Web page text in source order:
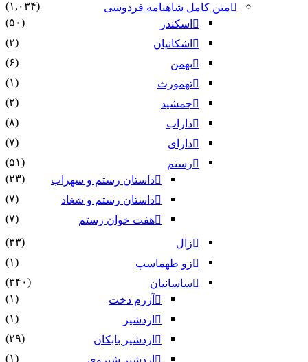
متن کامل شاهنامه فردوسی
(۱,۰۳۴)
اسکندر
(۵۰)
اشکانیان
(۲)
بهمن
(۶)
تهمورث
(۱)
جمشید
(۲)
داراب
(۸)
دارای
(۷)
رستم
(۵۱)
داستان رستم و سهراب
(۲۳)
داستان رستم و شغاد
(۷)
هفت خوان رستم‏
(۷)
زال
(۳۳)
زو طهماسپ‏
(۱)
ساسانیان
(۳۴۰)
آزرم دخت
(۱)
اردشیر
(۱)
اردشیر بابکان
(۲۹)
اردشیر شیروی
(۱)